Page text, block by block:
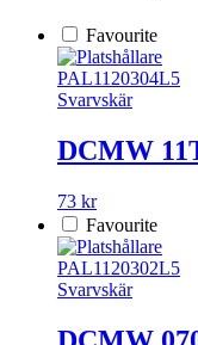
Favourite
PAL1120304L5
Svarvskär
DCMW
73 kr
Favourite
PAL1120302L5
Svarvskär